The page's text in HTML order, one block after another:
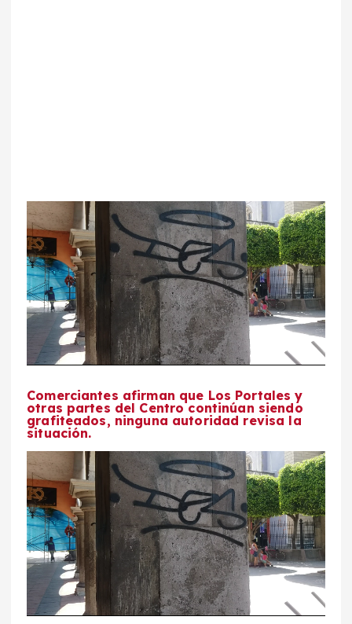
Comerciantes afirman que Los Portales y
otras partes del Centro continúan siendo
grafiteados, ninguna autoridad revisa la
situación.